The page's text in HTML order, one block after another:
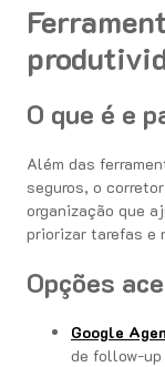
O que é e
Além das
seguros, o
organização que
priorizar tarefas e
Opções
Google
de follow-up